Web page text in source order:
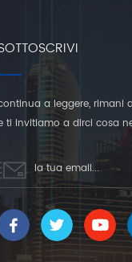
a leggere, rimani
ti invitiamo a dirci cosa